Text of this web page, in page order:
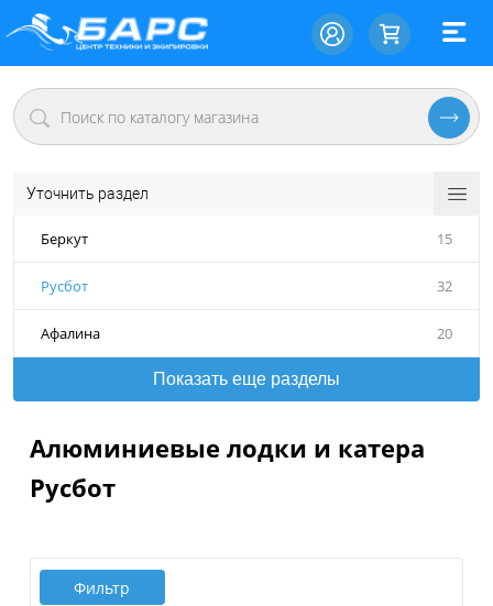
Уточнить раздел
Беркут 15
Русбот 32
Афалина 20
Показать еще разделы
Алюминиевые лодки и катера
Русбот
Фильтр